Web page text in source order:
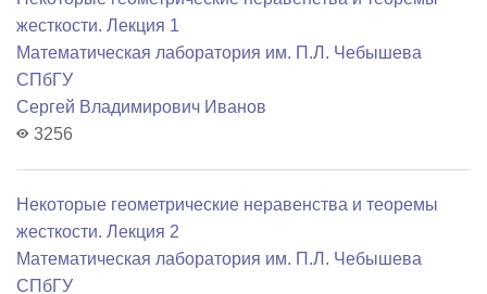
жесткости. Лекция 1
Математичеcкая лаборатория им. П.Л. Чебышева
СПбГУ
Сергей Владимирович Иванов
3256
Некоторые геометрические неравенства и теоремы
жесткости. Лекция 2
Математичеcкая лаборатория им. П.Л. Чебышева
СПбГУ